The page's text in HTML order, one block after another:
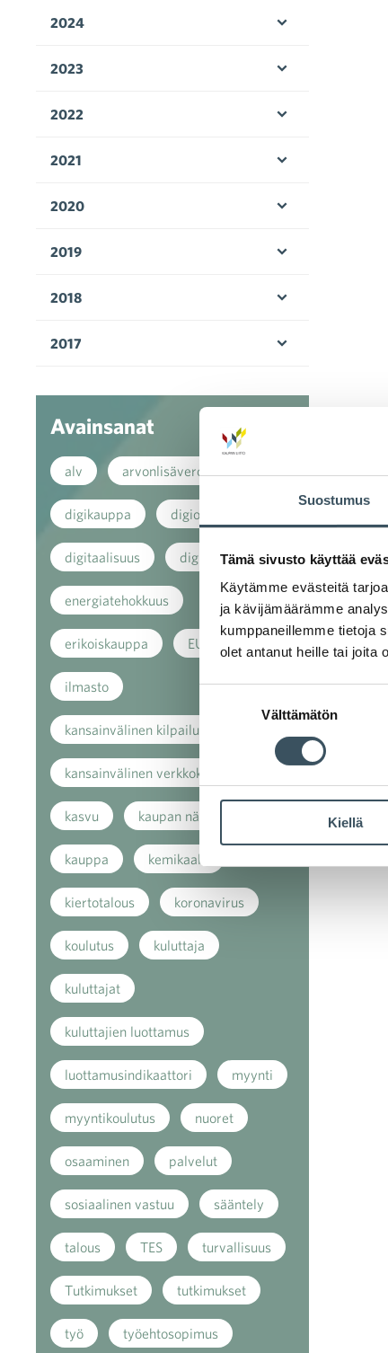
Suostumus
Tämä sivusto käyttää
Käytämme evästeitä
ja kävijämäärämme
kumppaneillemme tietoja
olet antanut heille tai joita
valinta
Välttämätön
Kiellä
2024
2023
2022
2021
2020
2019
2018
2017
Avainsanat
alv arvonlisävero
digikauppa digiostaminen
digitaalisuus digitalisaatio
energiatehokkuus
erikoiskauppa EU
ilmasto
kansainvälinen kilpailu
kansainvälinen verkkokauppa
kasvu kaupan näkymät
kauppa kemikaalit
kiertotalous koronavirus
koulutus kuluttaja
kuluttajat
kuluttajien luottamus
luottamusindikaattori myynti
myyntikoulutus nuoret
osaaminen palvelut
sosiaalinen vastuu sääntely
talous TES turvallisuus
Tutkimukset tutkimukset
työ työehtosopimus